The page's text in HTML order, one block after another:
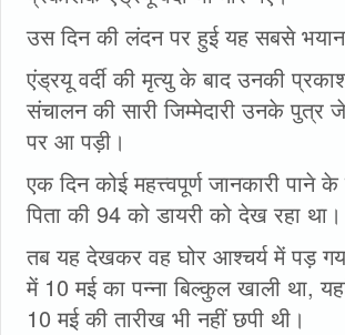
उस दिन की लंदन पर हुई यह सबसे
एंड्रयू वर्दी की मृत्यु के बाद उनकी
संचालन की सारी जिम्मेदारी उनके पुत्र
पर आ पड़ी।
एक दिन कोई महत्त्वपूर्ण जानकारी पाने
पिता की 94 को डायरी को देख रहा था।
तब यह देखकर वह घोर आश्चर्य में पड़
में 10 मई का पन्ना बिल्कुल खाली था,
10 मई की तारीख भी नहीं छपी थी।